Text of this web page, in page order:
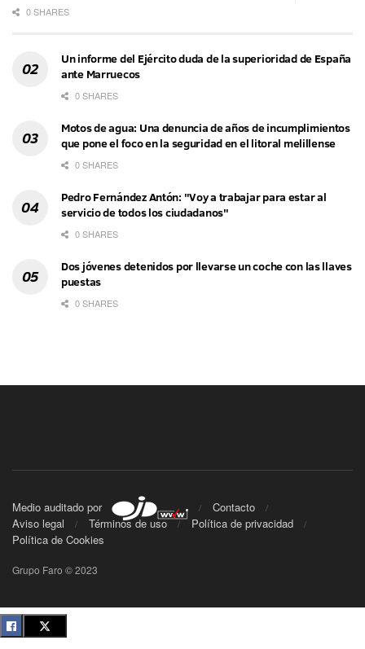
0 SHARES
Un informe del Ejército duda de la superioridad de España
ante Marruecos
0 SHARES
Motos de agua: Una denuncia de años de incumplimientos
que pone el foco en la seguridad en el litoral melillense
0 SHARES
Pedro Fernández Antón: "Voy a trabajar para estar al
servicio de todos los ciudadanos"
0 SHARES
Dos jóvenes detenidos por llevarse un coche con las llaves
puestas
0 SHARES
Medio auditado por
Contacto
Aviso legal
Términos de uso
Política de privacidad
Política de Cookies
Grupo Faro © 2023